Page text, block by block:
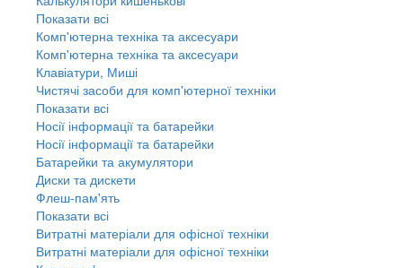
Показати всі
Комп'ютерна техніка та аксесуари
Комп'ютерна техніка та аксесуари
Клавіатури, Миші
Чистячі засоби для комп'ютерної техніки
Показати всі
Носії інформації та батарейки
Носії інформації та батарейки
Батарейки та акумулятори
Диски та дискети
Флеш-пам'ять
Показати всі
Витратні матеріали для офісної техніки
Витратні матеріали для офісної техніки